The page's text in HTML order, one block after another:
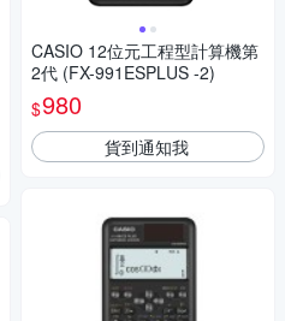
CASIO 12位元工程型計算機第
2代 (FX-991ESPLUS -2)
$980
貨到通知我